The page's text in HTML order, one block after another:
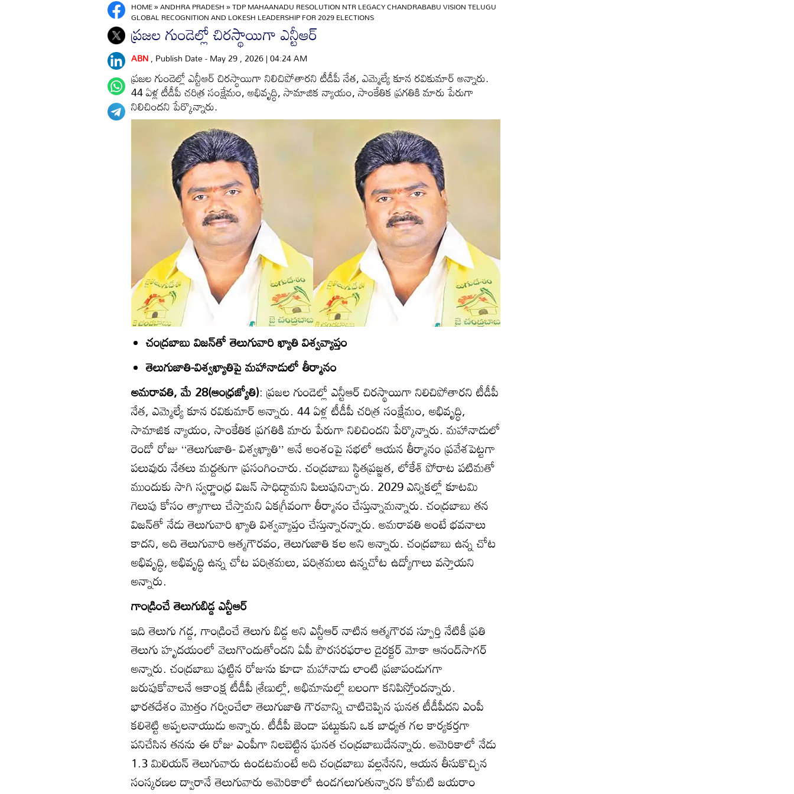
HOME»ANDHRA PRADESH»TDP MAHAANADU RESOLUTION NTR LEGACY CHANDRABABU VISION TELUGU
GLOBAL RECOGNITION AND LOKESH LEADERSHIP FOR 2029 ELECTIONS
ప్రజల గుండెల్లో చిరస్థాయిగా ఎన్టీఆర్‌
ABN, Publish Date - May 29 , 2026 | 04:24 AM
ప్రజల గుండెల్లో ఎన్టీఆర్‌ చిరస్థాయిగా నిలిచిపోతారని టీడీపీ నేత, ఎమ్మెల్యే కూన రవికుమార్‌ అన్నారు.
44 ఏళ్ల టీడీపీ చరిత్ర సంక్షేమం, అభివృద్ధి, సామాజిక న్యాయం, సాంకేతిక ప్రగతికి మారు పేరుగా
నిలిచిందని పేర్కొన్నారు.
చంద్రబాబు విజన్‌తో తెలుగువారి ఖ్యాతి విశ్వవ్యాప్తం
తెలుగుజాతి-విశ్వఖ్యాతిపై మహానాడులో తీర్మానం
అమరావతి, మే 28(ఆంధ్రజ్యోతి): ప్రజల గుండెల్లో ఎన్టీఆర్‌ చిరస్థాయిగా నిలిచిపోతారని టీడీపీ
నేత, ఎమ్మెల్యే కూన రవికుమార్‌ అన్నారు. 44 ఏళ్ల టీడీపీ చరిత్ర సంక్షేమం, అభివృద్ధి,
సామాజిక న్యాయం, సాంకేతిక ప్రగతికి మారు పేరుగా నిలిచిందని పేర్కొన్నారు. మహానాడులో
రెండో రోజు ‘‘తెలుగుజాతి- విశ్వఖ్యాతి’’ అనే అంశంపై సభలో ఆయన తీర్మానం ప్రవేశపెట్టగా
పలువురు నేతలు మద్దతుగా ప్రసంగించారు. చంద్రబాబు స్థితప్రజ్ఞత, లోకేశ్‌ పోరాట పటిమతో
ముందుకు సాగి స్వర్ణాంధ్ర విజన్‌ సాధిద్దామని పిలుపునిచ్చారు. 2029 ఎన్నికల్లో కూటమి
గెలుపు కోసం త్యాగాలు చేస్తామని ఏకగ్రీవంగా తీర్మానం చేస్తున్నామన్నారు. చంద్రబాబు తన
విజన్‌తో నేడు తెలుగువారి ఖ్యాతి విశ్వవ్యాప్తం చేస్తున్నారన్నారు. అమరావతి అంటే భవనాలు
కాదని, అది తెలుగువారి ఆత్మగౌరవం, తెలుగుజాతి కల అని అన్నారు. చంద్రబాబు ఉన్న చోట
అభివృద్ధి, అభివృద్ధి ఉన్న చోట పరిశ్రమలు, పరిశ్రమలు ఉన్నచోట ఉద్యోగాలు వస్తాయని
అన్నారు.
గాండ్రించే తెలుగుబిడ్డ ఎన్టీఆర్‌
ఇది తెలుగు గడ్డ, గాండ్రించే తెలుగు బిడ్డ అని ఎన్టీఆర్‌ నాటిన ఆత్మగౌరవ స్పూర్తి నేటికీ ప్రతి
తెలుగు హృదయంలో వెలుగొందుతోందని ఏపీ పౌరసరఫరాల డైరక్టర్‌ మోకా ఆనంద్‌సాగర్‌
అన్నారు. చంద్రబాబు పుట్టిన రోజును కూడా మహానాడు లాంటి ప్రజాపండుగగా
జరుపుకోవాలనే ఆకాంక్ష టీడీపీ శ్రేణుల్లో, అభిమానుల్లో బలంగా కనిపిస్తోందన్నారు.
భారతదేశం మొత్తం గర్వించేలా తెలుగుజాతి గౌరవాన్ని చాటిచెప్పిన ఘనత టీడీపీదని ఎంపీ
కలిశెట్టి అప్పలనాయుడు అన్నారు. టీడీపీ జెండా పట్టుకుని ఒక బాధ్యత గల కార్యకర్తగా
పనిచేసిన తనను ఈ రోజు ఎంపీగా నిలబెట్టిన ఘనత చంద్రబాబుదేనన్నారు. అమెరికాలో నేడు
1.3 మిలియన్‌ తెలుగువారు ఉండటమంటే అది చంద్రబాబు వల్లనేనని, ఆయన తీసుకొచ్చిన
సంస్కరణల ద్వారానే తెలుగువారు అమెరికాలో ఉండగలుగుతున్నారని కోమటి జయరాం